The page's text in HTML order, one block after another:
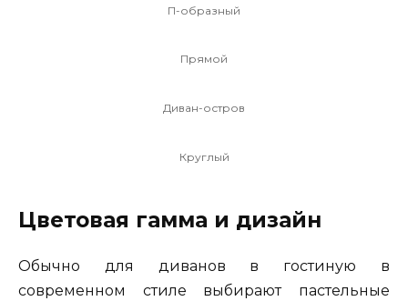
П-образный
Прямой
Диван-остров
Круглый
Цветовая гамма и дизайн
Обычно для диванов в гостиную в
современном стиле выбирают пастельные